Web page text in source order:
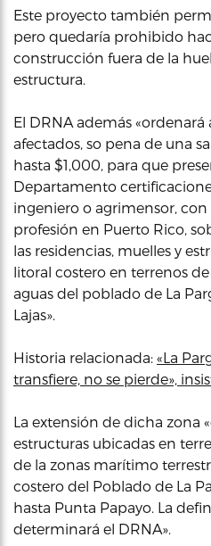
Este proyecto también
pero quedaría prohibido
construcción fuera de la
estructura.
El DRNA además
afectados, so pena de una
hasta $1,000, para que
Departamento
ingeniero o agrimensor,
profesión en Puerto Rico,
las residencias, muelles y
litoral costero en terrenos
aguas del poblado de La
Lajas».
Historia relacionada: «La
transfiere, no se pierde»,
La extensión de dicha zona
estructuras ubicadas en
de la zonas marítimo
costero del Poblado de La
hasta Punta Papayo. La
determinará el DRNA».